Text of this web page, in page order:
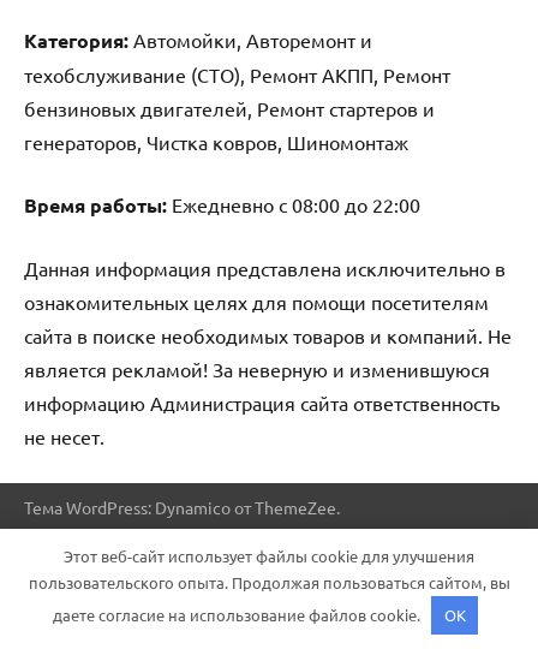
Категория: Автомойки, Авторемонт и
техобслуживание (СТО), Ремонт АКПП, Ремонт
бензиновых двигателей, Ремонт стартеров и
генераторов, Чистка ковров, Шиномонтаж
Время работы: Ежедневно с 08:00 до 22:00
Данная информация представлена исключительно в
ознакомительных целях для помощи посетителям
сайта в поиске необходимых товаров и компаний. Не
является рекламой! За неверную и изменившуюся
информацию Администрация сайта ответственность
не несет.
Тема WordPress: Dynamico от ThemeZee.
Этот веб-сайт использует файлы cookie для улучшения
пользовательского опыта. Продолжая пользоваться сайтом, вы
даете согласие на использование файлов cookie.
OK